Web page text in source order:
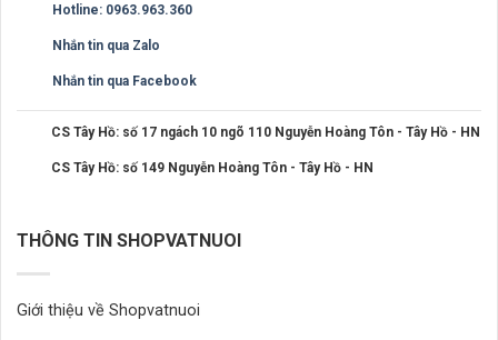
Hotline: 0963.963.360
Nhắn tin qua Zalo
Nhắn tin qua Facebook
CS Tây Hồ: số 17 ngách 10 ngõ 110 Nguyễn Hoàng Tôn - Tây Hồ - HN
CS Tây Hồ: số 149 Nguyễn Hoàng Tôn - Tây Hồ - HN
THÔNG TIN SHOPVATNUOI
Giới thiệu về Shopvatnuoi